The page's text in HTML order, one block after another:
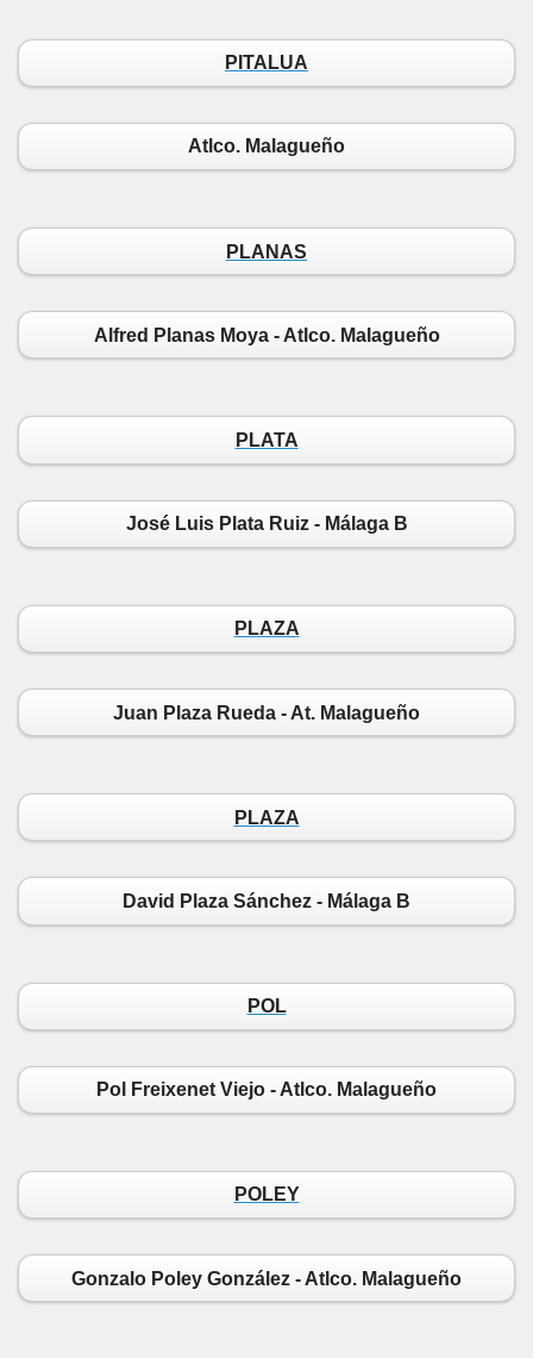
PITALUA
Atlco. Malagueño
PLANAS
Alfred Planas Moya - Atlco. Malagueño
PLATA
José Luis Plata Ruiz - Málaga B
PLAZA
Juan Plaza Rueda - At. Malagueño
PLAZA
David Plaza Sánchez - Málaga B
POL
Pol Freixenet Viejo - Atlco. Malagueño
POLEY
Gonzalo Poley González - Atlco. Malagueño